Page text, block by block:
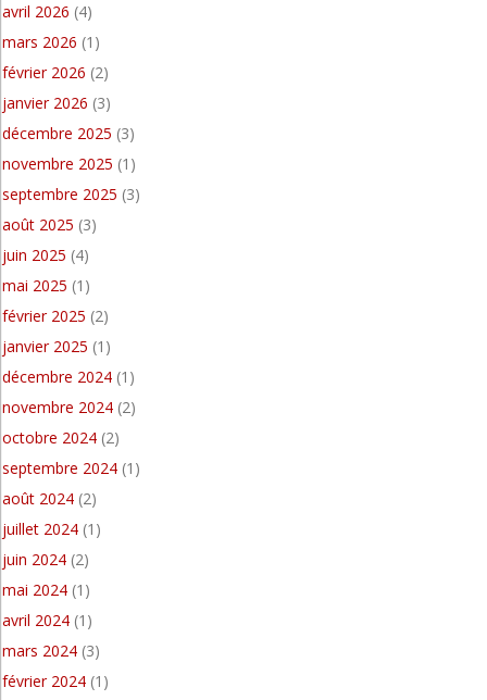
avril 2026 (4)
mars 2026 (1)
février 2026 (2)
janvier 2026 (3)
décembre 2025 (3)
novembre 2025 (1)
septembre 2025 (3)
août 2025 (3)
juin 2025 (4)
mai 2025 (1)
février 2025 (2)
janvier 2025 (1)
décembre 2024 (1)
novembre 2024 (2)
octobre 2024 (2)
septembre 2024 (1)
août 2024 (2)
juillet 2024 (1)
juin 2024 (2)
mai 2024 (1)
avril 2024 (1)
mars 2024 (3)
février 2024 (1)